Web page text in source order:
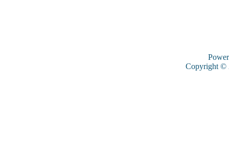
Copyright ©